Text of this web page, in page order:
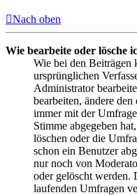
Nach oben
Wie bearbeite oder lösche
Wie bei den Beiträgen
ursprünglichen
Administrator
bearbeiten, ändere
immer mit der
Stimme abgegeben
löschen oder die
schon ein Benutzer
nur noch von
oder gelöscht werden.
laufenden Umfragen